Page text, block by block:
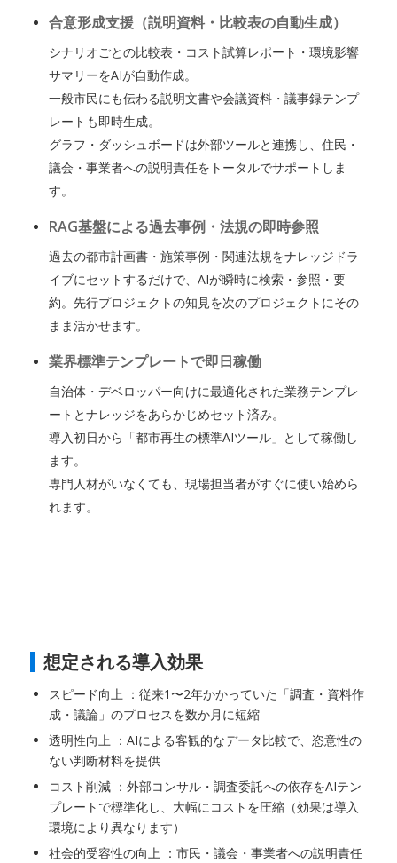
合意形成支援（説明資料・比較表の自動生成）
シナリオごとの比較表・コスト試算レポート・環境影響
サマリーをAIが自動作成。
一般市民にも伝わる説明文書や会議資料・議事録テンプ
レートも即時生成。
グラフ・ダッシュボードは外部ツールと連携し、住民・
議会・事業者への説明責任をトータルでサポートしま
す。
RAG基盤による過去事例・法規の即時参照
過去の都市計画書・施策事例・関連法規をナレッジドラ
イブにセットするだけで、AIが瞬時に検索・参照・要
約。先行プロジェクトの知見を次のプロジェクトにその
まま活かせます。
業界標準テンプレートで即日稼働
自治体・デベロッパー向けに最適化された業務テンプレ
ートとナレッジをあらかじめセット済み。
導入初日から「都市再生の標準AIツール」として稼働し
ます。
専門人材がいなくても、現場担当者がすぐに使い始めら
れます。
想定される導入効果
スピード向上 ：従来1〜2年かかっていた「調査・資料作
成・議論」のプロセスを数か月に短縮
透明性向上 ：AIによる客観的なデータ比較で、恣意性の
ない判断材料を提供
コスト削減 ：外部コンサル・調査委託への依存をAIテン
プレートで標準化し、大幅にコストを圧縮（効果は導入
環境により異なります）
社会的受容性の向上 ：市民・議会・事業者への説明責任